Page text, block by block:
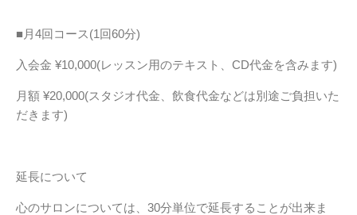
■月4回コース(1回60分)
入会金 ¥10,000(レッスン用のテキスト、CD代金を含みます)
月額 ¥20,000(スタジオ代金、飲食代金などは別途ご負担いた
だきます)
延長について
心のサロンについては、30分単位で延長することが出来ま